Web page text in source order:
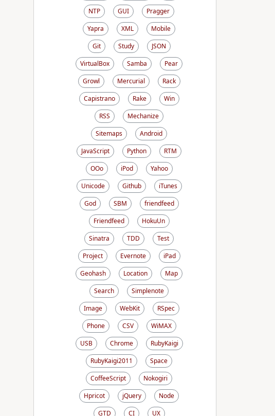
NTP
GUI
Pragger
Yapra
XML
Mobile
Git
Study
JSON
VirtualBox
Samba
Pear
Growl
Mercurial
Rack
Capistrano
Rake
Win
RSS
Mechanize
Sitemaps
Android
JavaScript
Python
RTM
OOo
iPod
Yahoo
Unicode
Github
iTunes
God
SBM
friendfeed
Friendfeed
HokuUn
Sinatra
TDD
Test
Project
Evernote
iPad
Geohash
Location
Map
Search
Simplenote
Image
WebKit
RSpec
Phone
CSV
WiMAX
USB
Chrome
RubyKaigi
RubyKaigi2011
Space
CoffeeScript
Nokogiri
Hpricot
jQuery
Node
GTD
CI UX